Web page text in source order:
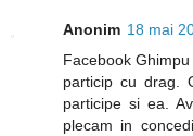
Anonim 18 mai
Facebook Ghimpu
particip cu drag.
participe si ea.
plecam in